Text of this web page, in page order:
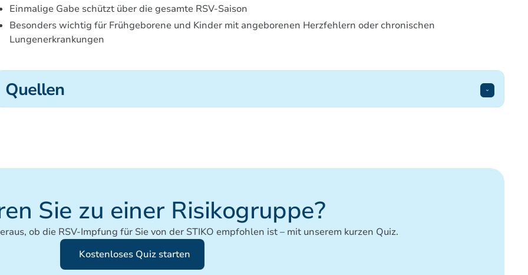
Einmalige Gabe schützt über die gesamte RSV-Saison
Besonders wichtig für Frühgeborene und Kinder mit angeborenen Herzfehlern oder chronischen
Lungenerkrankungen
Quellen
Sie zu einer Risikogruppe?
ob die RSV-Impfung für Sie von der STIKO empfohlen ist – mit unserem kurzen Quiz.
Kostenloses Quiz starten